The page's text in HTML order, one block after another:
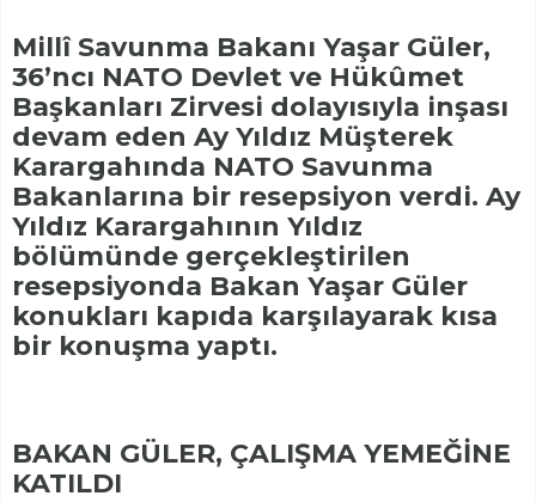
Millî Savunma Bakanı Yaşar Güler,
36’ncı NATO Devlet ve Hükûmet
Başkanları Zirvesi dolayısıyla inşası
devam eden Ay Yıldız Müşterek
Karargahında NATO Savunma
Bakanlarına bir resepsiyon verdi. Ay
Yıldız Karargahının Yıldız
bölümünde gerçekleştirilen
resepsiyonda Bakan Yaşar Güler
konukları kapıda karşılayarak kısa
bir konuşma yaptı.
BAKAN GÜLER, ÇALIŞMA YEMEĞİNE
KATILDI